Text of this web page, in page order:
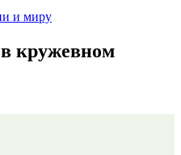
и миру
кружевном